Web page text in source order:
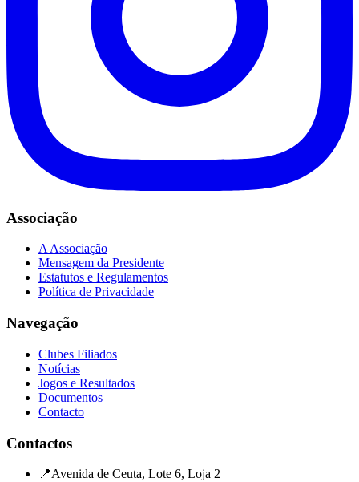
Associação
A Associação
Mensagem da Presidente
Estatutos e Regulamentos
Política de Privacidade
Navegação
Clubes Filiados
Notícias
Jogos e Resultados
Documentos
Contacto
Contactos
📍Avenida de Ceuta, Lote 6, Loja 2